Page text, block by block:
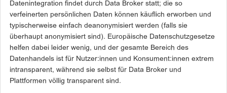
Datenintegration findet durch Data Broker statt; die so
verfeinerten persönlichen Daten können käuflich erworben und
typischerweise einfach deanonymisiert werden (falls sie
überhaupt anonymisiert sind). Europäische Datenschutzgesetze
helfen dabei leider wenig, und der gesamte Bereich des
Datenhandels ist für Nutzer:innen und Konsument:innen extrem
intransparent, während sie selbst für Data Broker und
Plattformen völlig transparent sind.